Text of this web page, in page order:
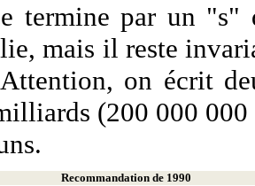
termine par un "s"
mais il reste
on écrit
(200 000
Recommandation de 1990